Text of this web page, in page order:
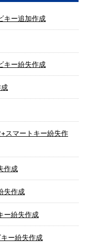
キー追加作成
キー紛失作成
スマートキー紛失作
作成
失作成
ー紛失作成
ー紛失作成